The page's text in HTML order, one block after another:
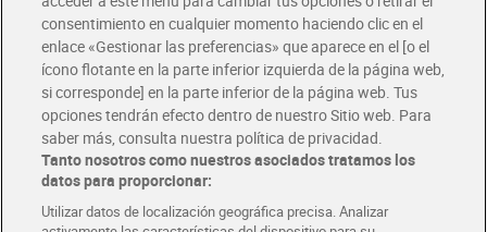
Disfruta las ventajas y ofertas exclusivas.
Descárgate la APP Dia
Folletos y Tiendas
Descubre las mejores ofertas y busca tu tienda más cercana
Tarjeta MaX Dia
Te devuelve hasta 8€/mes de tus compras.
¡Solicita tu tarjeta de crédito aquí!
consentimiento en cualquier momento haciendo clic en el
enlace «Gestionar las preferencias» que aparece en el [o el
ícono flotante en la parte inferior izquierda de la página web,
si corresponde] en la parte inferior de la página web. Tus
opciones tendrán efecto dentro de nuestro Sitio web. Para
saber más, consulta nuestra política de privacidad.
Tanto nosotros como nuestros asociados tratamos los
datos para proporcionar:
Utilizar datos de localización geográfica precisa. Analizar